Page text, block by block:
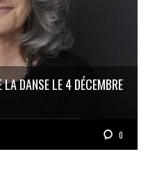
DANSE LE 4 DÉCEMBRE
0